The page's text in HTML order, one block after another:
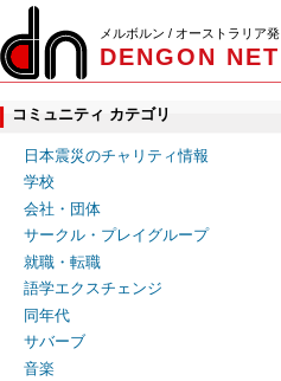
メルボルン / オーストラリア発
DENGON NET
コミュニティ カテゴリ
日本震災のチャリティ情報
学校
会社・団体
サークル・プレイグループ
就職・転職
語学エクスチェンジ
同年代
サバーブ
音楽